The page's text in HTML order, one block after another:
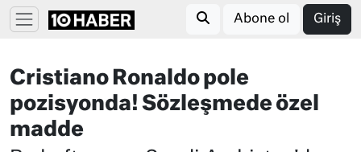
Abone ol Giriş
Cristiano Ronaldo pole
pozisyonda! Sözleşmede özel
madde